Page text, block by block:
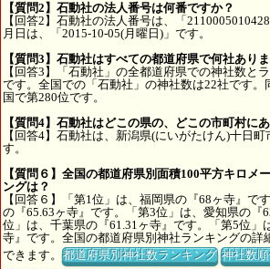
【質問2】石動社の法人番号は何番ですか？
【回答2】石動社の法人番号は、「
月日は、「2015-10-05(月曜日)」です。
【質問3】石動社はすべての都道府県で何社あり
【回答3】「石動社」の全都道府県での神社数と
です。全国での「石動社」の神社数は22社です。
国で第280位です。
【質問4】石動社はどこの県の、どこの市町村に
【回答4】石動社は、新潟県(にいがたけん)十日
す。
【質問６】全国の都道府県別面積100平方キロメ
ングは？
【回答６】「第1位」は、福岡県の『68ヶ寺』で
の『65.63ヶ寺』です。「第3位」は、愛知県の『
位」は、千葉県の『61.31ヶ寺』です。「第5位」
寺』です。全国の都道府県別神社ランキングの詳
できます。都道府県別神社数ランキング 神社数